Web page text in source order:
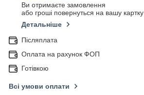
Ви отримаєте замовлення
або гроші повернуться на вашу картку
Детальніше
Післяплата
Оплата на рахунок ФОП
Готівкою
Всі умови оплати